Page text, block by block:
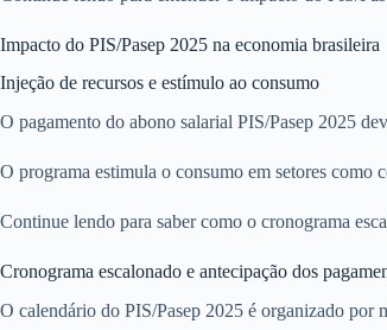
Impacto do PIS/Pasep 2025 na economia brasileira
Injeção de recursos e estímulo ao consumo
O pagamento do abono salarial PIS/Pasep 2025
O programa estimula o consumo em setores como
Continue lendo para saber como o cronograma
Cronograma escalonado e antecipação dos
O calendário do PIS/Pasep 2025 é organizado por